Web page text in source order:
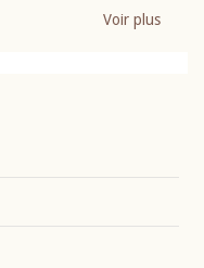
Voir plus